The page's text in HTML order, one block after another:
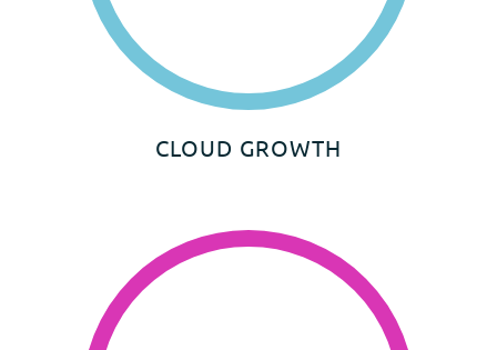
CLOUD GROWTH